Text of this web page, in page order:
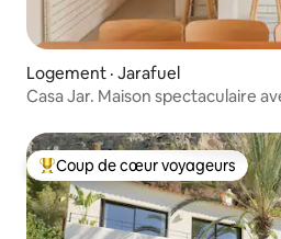
Logement · Jarafuel
Casa Jar. Maison spectaculaire
Coup de cœur voyageurs parmi
Coup de cœur voyageurs